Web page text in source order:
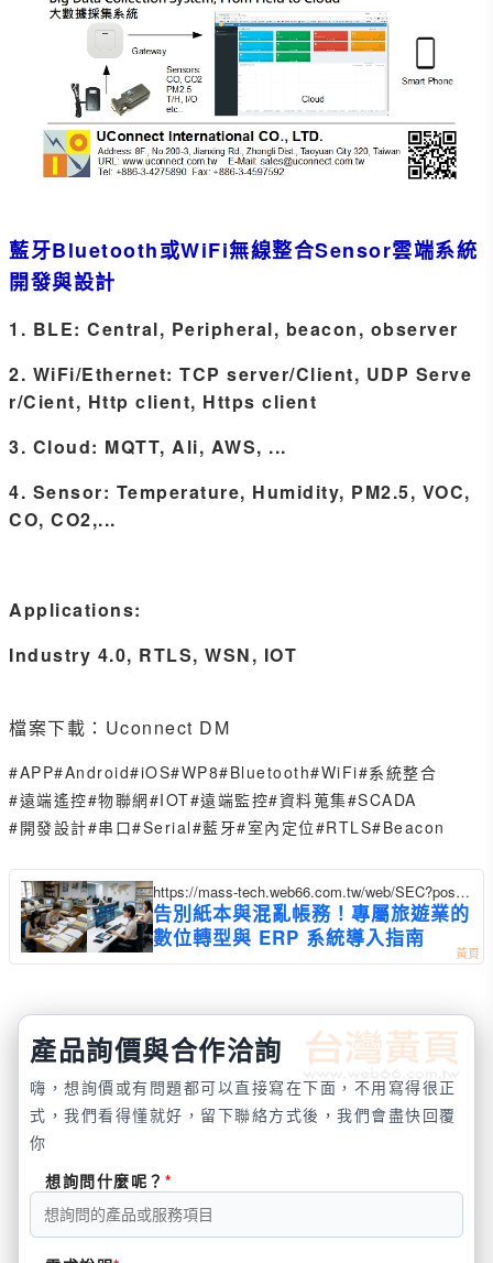
藍牙Bluetooth或WiFi無線整合Sensor雲端系統
開發與設計
1. BLE: Central, Peripheral, beacon, observer
2. WiFi/Ethernet: TCP server/Client, UDP Serve
r/Cient, Http client, Https client
3. Cloud: MQTT, Ali, AWS, ...
4. Sensor: Temperature, Humidity, PM2.5, VOC,
CO, CO2,...
Applications:
Industry 4.0, RTLS, WSN, IOT
檔案下載： Uconnect DM
#APP#Android#iOS#WP8#Bluetooth#WiFi#系統整合
#遠端遙控#物聯網#IOT#遠端監控#資料蒐集#SCADA
#開發設計#串口#Serial#藍牙#室內定位#RTLS#Beacon
https://mass-tech.web66.com.tw/web/SEC?postId
=1355017
告別紙本與混亂帳務！專屬旅遊業的
數位轉型與 ERP 系統導入指南
產品詢價與合作洽詢
嗨，想詢價或有問題都可以直接寫在下面，不用寫得很正
式，我們看得懂就好，留下聯絡方式後，我們會盡快回覆
你
想詢問什麼呢？